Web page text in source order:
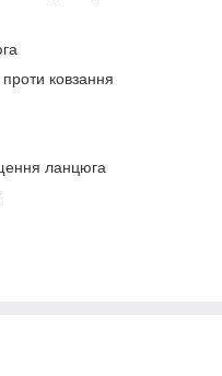
ковзання
ланцюга